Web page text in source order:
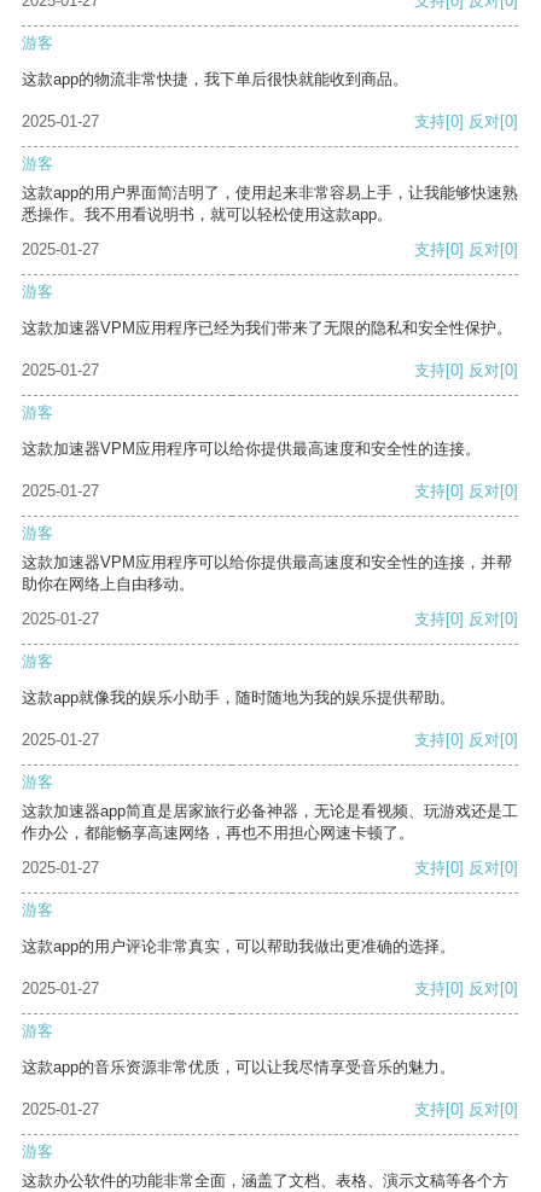
游客
这款app的物流非常快捷，我下单后很快就能收到商品。
2025-01-27 支持[0] 反对[0]
游客
这款app的用户界面简洁明了，使用起来非常容易上手，让我能够快速熟
悉操作。我不用看说明书，就可以轻松使用这款app。
2025-01-27
支持[0] 反对[0]
游客
这款加速器VPM应用程序已经为我们带来了无限的隐私和安全性保护。
2025-01-27 支持[0] 反对[0]
游客
这款加速器VPM应用程序可以给你提供最高速度和安全性的连接。
2025-01-27 支持[0] 反对[0]
游客
这款加速器VPM应用程序可以给你提供最高速度和安全性的连接，并帮
助你在网络上自由移动。
2025-01-27
支持[0] 反对[0]
游客
这款app就像我的娱乐小助手，随时随地为我的娱乐提供帮助。
2025-01-27 支持[0] 反对[0]
游客
这款加速器app简直是居家旅行必备神器，无论是看视频、玩游戏还是工
作办公，都能畅享高速网络，再也不用担心网速卡顿了。
2025-01-27
支持[0] 反对[0]
游客
这款app的用户评论非常真实，可以帮助我做出更准确的选择。
2025-01-27 支持[0] 反对[0]
游客
这款app的音乐资源非常优质，可以让我尽情享受音乐的魅力。
2025-01-27 支持[0] 反对[0]
游客
这款办公软件的功能非常全面，涵盖了文档、表格、演示文稿等各个方